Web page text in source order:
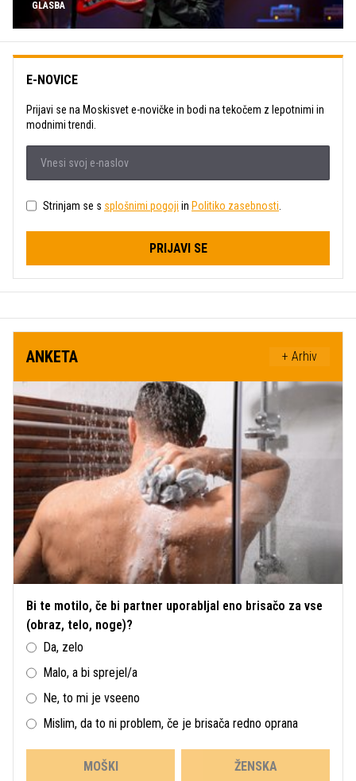
GLASBA
E-NOVICE
Prijavi se na Moskisvet e-novičke in bodi na tekočem z lepotnimi in
modnimi trendi.
Strinjam se s splošnimi pogoji in Politiko zasebnosti
PRIJAVI SE
ANKETA + Arhiv
Bi te motilo, če bi partner uporabljal eno brisačo za vse
(obraz, telo, noge)?
Da, zelo
Malo, a bi sprejel/a
Ne, to mi je vseeno
Mislim, da to ni problem, če je brisača redno oprana
MOŠKI ŽENSKA